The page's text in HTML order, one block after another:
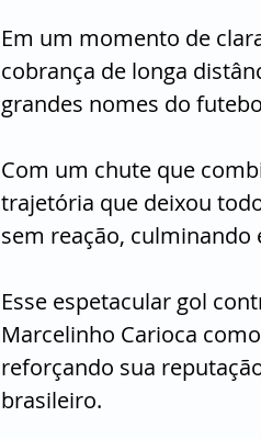
Em um momento de
cobrança de longa
grandes nomes do
Com um chute que
trajetória que deixou
sem reação,
Esse espetacular gol
Marcelinho Carioca
reforçando sua
brasileiro.